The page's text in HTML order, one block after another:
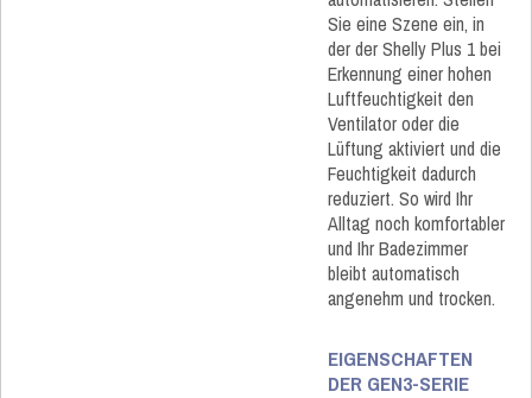
Sie eine Szene ein, in
der der Shelly Plus 1 bei
Erkennung einer hohen
Luftfeuchtigkeit den
Ventilator oder die
Lüftung aktiviert und die
Feuchtigkeit dadurch
reduziert. So wird Ihr
Alltag noch komfortabler
und Ihr Badezimmer
bleibt automatisch
angenehm und trocken.
EIGENSCHAFTEN
DER GEN3-SERIE